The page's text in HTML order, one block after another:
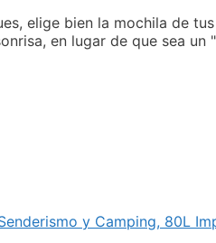
elige bien la mochila de
en lugar de que sea
y Camping, 80L